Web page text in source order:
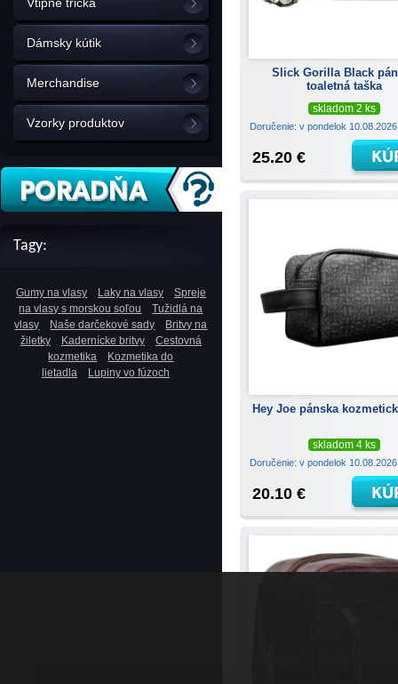
Dámsky kútik
Merchandise
Vzorky produktov
Tagy:
Gumy na vlasy Laky na vlasy
Spreje
na vlasy s morskou soľou
Tužidlá na
vlasy
Naše darčekové sady
Britvy na
žiletky
Kadernícke britvy
Cestovná
kozmetika
Kozmetika do
lietadla
Lupiny vo fúzoch
Slick Gorilla Black
toaletná taška
skladom 2 ks
Doručenie: v pondelok
25.20 €
Hey Joe pánska
skladom 4 ks
Doručenie: v pondelok
20.10 €